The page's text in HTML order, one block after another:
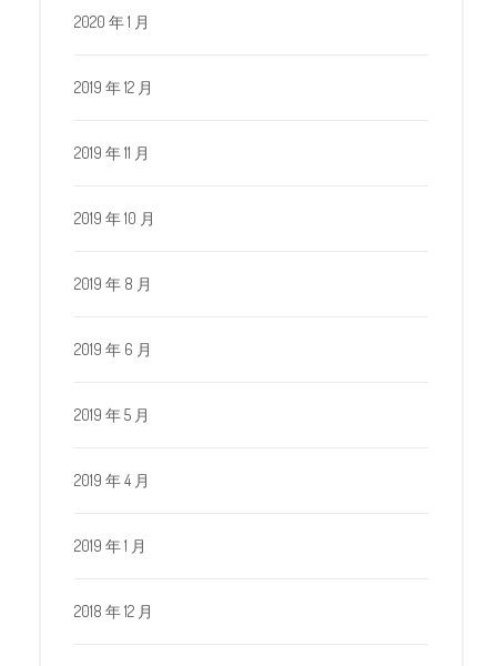
2020 年 1 月
2019 年 12 月
2019 年 11 月
2019 年 10 月
2019 年 8 月
2019 年 6 月
2019 年 5 月
2019 年 4 月
2019 年 1 月
2018 年 12 月